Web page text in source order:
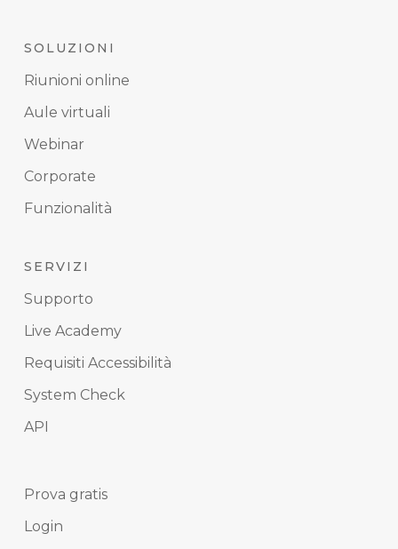
SOLUZIONI
Riunioni online
Aule virtuali
Webinar
Corporate
Funzionalità
SERVIZI
Supporto
Live Academy
Requisiti Accessibilità
System Check
API
Prova gratis
Login